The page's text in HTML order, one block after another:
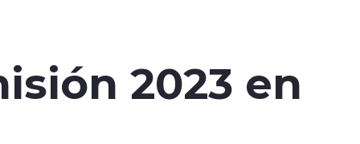
2023 en